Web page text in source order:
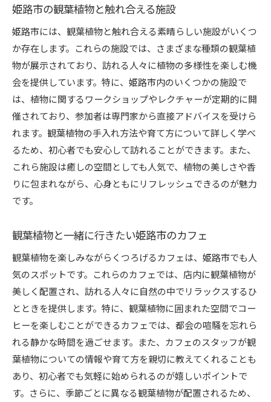
姫路市の観葉植物と触れ合える施設
姫路市には、観葉植物と触れ合える素晴らしい施設がいくつ
か存在します。これらの施設では、さまざまな種類の観葉植
物が展示されており、訪れる人々に植物の多様性を楽しむ機
会を提供しています。特に、姫路市内のいくつかの施設で
は、植物に関するワークショップやレクチャーが定期的に開
催されており、参加者は専門家から直接アドバイスを受けら
れます。観葉植物の手入れ方法や育て方について詳しく学べ
るため、初心者でも安心して訪れることができます。また、
これら施設は癒しの空間としても人気で、植物の美しさや香
りに包まれながら、心身ともにリフレッシュできるのが魅力
です。
観葉植物と一緒に行きたい姫路市のカフェ
観葉植物を楽しみながらくつろげるカフェは、姫路市でも人
気のスポットです。これらのカフェでは、店内に観葉植物が
美しく配置され、訪れる人々に自然の中でリラックスするひ
とときを提供します。特に、観葉植物に囲まれた空間でコー
ヒーを楽しむことができるカフェでは、都会の喧騒を忘れら
れる静かな時間を過ごせます。また、カフェのスタッフが観
葉植物についての情報や育て方を親切に教えてくれることも
あり、初心者でも気軽に始められるのが嬉しいポイントで
す。さらに、季節ごとに異なる観葉植物が配置されるため、